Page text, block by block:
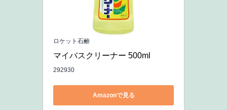
ロケット石鹸
マイバスクリーナー 500ml
292930
Amazonで見る